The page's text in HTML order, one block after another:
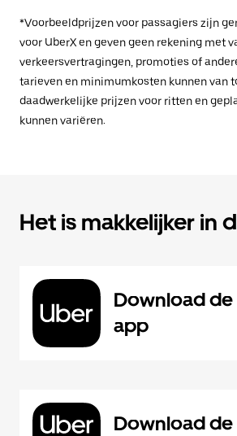
*Voorbeeldprijzen voor passagiers zijn
voor UberX en geven geen rekening met
verkeersvertragingen, promoties of
tarieven en minimumkosten kunnen van
daadwerkelijke prijzen voor ritten en
kunnen variëren.
Het is makkelijker in
Download
app
Download de